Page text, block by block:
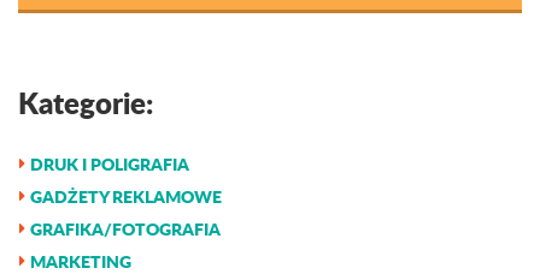
Kategorie:
DRUK I POLIGRAFIA
GADŻETY REKLAMOWE
GRAFIKA/FOTOGRAFIA
MARKETING